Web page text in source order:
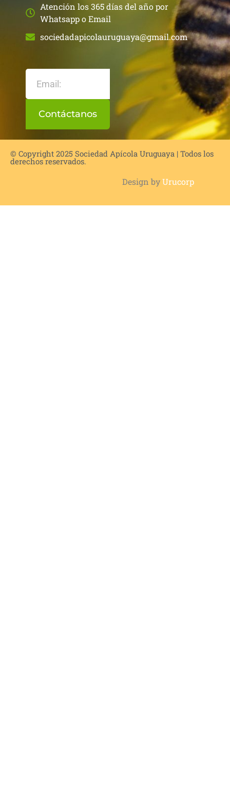
Atención los 365 días del año por
Whatsapp o Email
sociedadapicolauruguaya@gmail.com
Contáctanos
© Copyright 2025 Sociedad Apícola Uruguaya | Todos los
derechos reservados.
Design byUrucorp